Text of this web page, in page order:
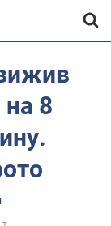
на 8